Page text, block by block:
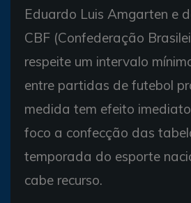
Eduardo Luis Amgarten e
CBF (Confederação
respeite um intervalo
entre partidas de futebol
medida tem efeito
foco a confecção das
temporada do esporte
cabe recurso.